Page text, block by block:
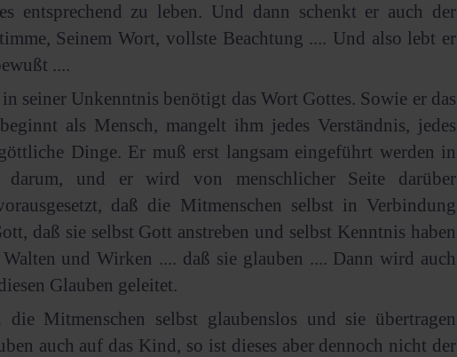
entsprechend zu leben. Und dann schenkt er auch der
Seinem Wort, vollste Beachtung .... Und also lebt er
....
seiner Unkenntnis benötigt das Wort Gottes. Sowie er das
als Mensch, mangelt ihm jedes Verständnis, jedes
Dinge. Er muß erst langsam eingeführt werden in
darum, und er wird von menschlicher Seite darüber
daß die Mitmenschen selbst in Verbindung
daß sie selbst Gott anstreben und selbst Kenntnis haben
und Wirken .... daß sie glauben .... Dann wird auch
Glauben geleitet.
die Mitmenschen selbst glaubenslos und sie übertragen
auch auf das Kind, so ist dieses aber dennoch nicht der